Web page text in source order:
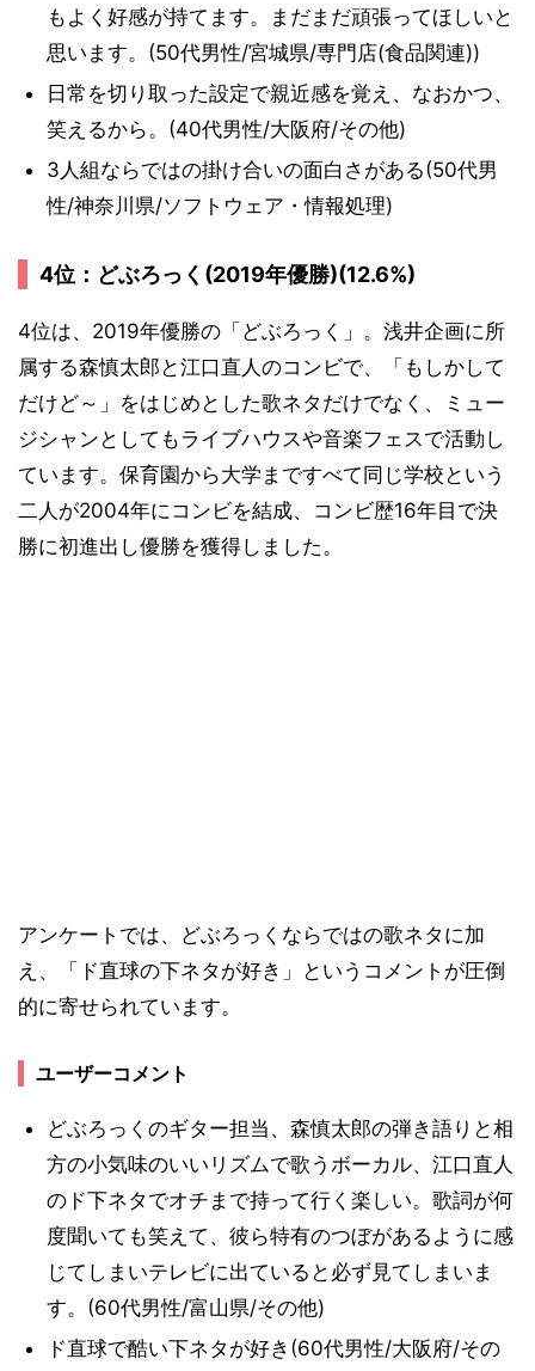
もよく好感が持てます。まだまだ頑張ってほしいと
思います。(50代男性/宮城県/専門店(食品関連))
日常を切り取った設定で親近感を覚え、なおかつ、
笑えるから。(40代男性/大阪府/その他)
3人組ならではの掛け合いの面白さがある(50代男
性/神奈川県/ソフトウェア・情報処理)
4位：どぶろっく(2019年優勝)(12.6%)
4位は、2019年優勝の「どぶろっく」。浅井企画に所
属する森慎太郎と江口直人のコンビで、「もしかして
だけど～」をはじめとした歌ネタだけでなく、ミュー
ジシャンとしてもライブハウスや音楽フェスで活動し
ています。保育園から大学まですべて同じ学校という
二人が2004年にコンビを結成、コンビ歴16年目で決
勝に初進出し優勝を獲得しました。
アンケートでは、どぶろっくならではの歌ネタに加
え、「ド直球の下ネタが好き」というコメントが圧倒
的に寄せられています。
ユーザーコメント
どぶろっくのギター担当、森慎太郎の弾き語りと相
方の小気味のいいリズムで歌うボーカル、江口直人
のド下ネタでオチまで持って行く楽しい。歌詞が何
度聞いても笑えて、彼ら特有のつぼがあるように感
じてしまいテレビに出ていると必ず見てしまいま
す。(60代男性/富山県/その他)
ド直球で酷い下ネタが好き(60代男性/大阪府/その